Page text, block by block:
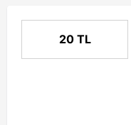
20 TL